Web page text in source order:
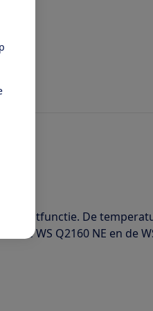
boostfunctie. De
de WS Q2160 NE en de